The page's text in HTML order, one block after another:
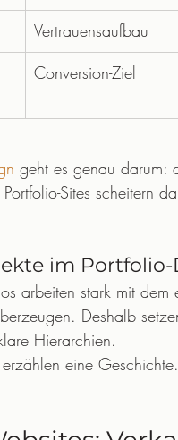
Vertrauensaufbau
Conversion-Ziel
geht es genau darum:
Sites scheitern
im Portfolio-
arbeiten stark mit
Deshalb
Hierarchien.
eine